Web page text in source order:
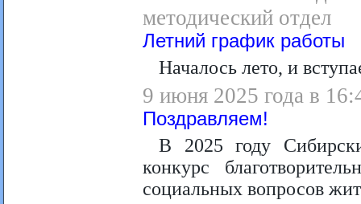
методический отдел
Летний график работы
Началось лето, и
9 июня 2025 года в
Поздравляем!
В 2025 году
конкурс
социальных вопросов